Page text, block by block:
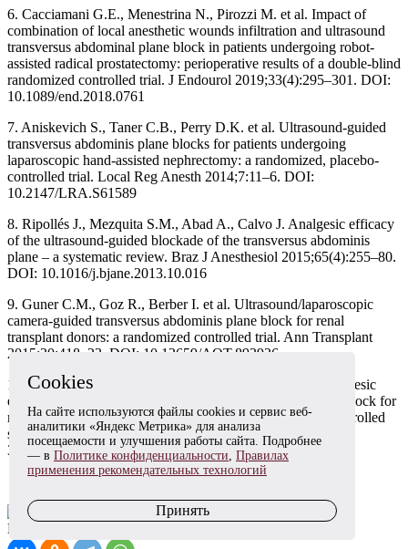
6. Cacciamani G.E., Menestrina N., Pirozzi M. et al. Impact of
combination of local anesthetic wounds infiltration and ultrasound
transversus abdominal plane block in patients undergoing robot-
assisted radical prostatectomy: perioperative results of a double-blind
randomized controlled trial. J Endourol 2019;33(4):295–301. DOI:
10.1089/end.2018.0761
7. Aniskevich S., Taner C.B., Perry D.K. et al. Ultrasound-guided
transversus abdominis plane blocks for patients undergoing
laparoscopic hand-assisted nephrectomy: a randomized, placebo-
controlled trial. Local Reg Anesth 2014;7:11–6. DOI:
10.2147/LRA.S61589
8. Ripollés J., Mezquita S.M., Abad A., Calvo J. Analgesic efficacy
of the ultrasound-guided blockade of the transversus abdominis
plane – a systematic review. Braz J Anesthesiol 2015;65(4):255–80.
DOI: 10.1016/j.bjane.2013.10.016
9. Guner C.M., Goz R., Berber I. et al. Ultrasound/laparoscopic
camera-guided transversus abdominis plane block for renal
transplant donors: a randomized controlled trial. Ann Transplant
2015;20:418–23. DOI: 10.12659/AOT.893926
10.Parikh B.K., Waghmare V.T., Shah V.R. et al. The analgesic
efficacy of ultrasound-guided transversus abdominis plane block for
retroperitoneoscopic donor nephrectomy: a randomized controlled
study. Saudi J Anaesth 2013;7(1):43–7. DOI: 10.4103/1658-
354X.109808
Поделиться:
Cookies
На сайте используются файлы cookies и сервис веб-
аналитики «Яндекс Метрика» для анализа
посещаемости и улучшения работы сайта. Подробнее
— в Политике конфиденциальности, Правилах
применения рекомендательных технологий
Принять